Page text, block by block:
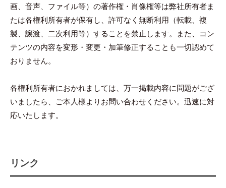
画、音声、ファイル等）の著作権・肖像権等は弊社所有者ま
たは各権利所有者が保有し、許可なく無断利用（転載、複
製、譲渡、二次利用等）することを禁止します。また、コン
テンツの内容を変形・変更・加筆修正することも一切認めて
おりません。
各権利所有者におかれましては、万一掲載内容に問題がござ
いましたら、ご本人様よりお問い合わせください。迅速に対
応いたします。
リンク